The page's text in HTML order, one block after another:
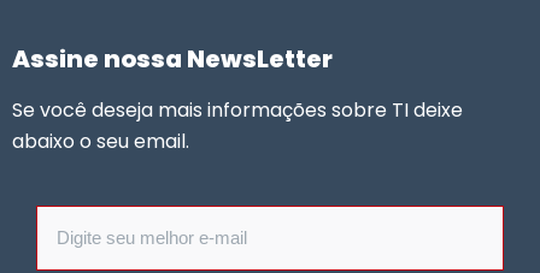
Assine nossa NewsLetter
Se você deseja mais informações sobre TI deixe
abaixo o seu email.